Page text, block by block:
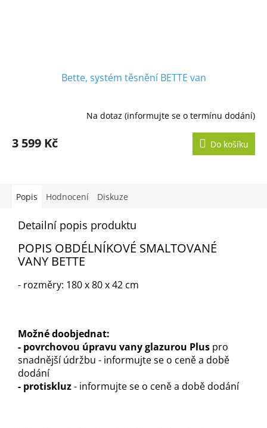
Bette, systém těsnění BETTE van
Na dotaz (informujte se o termínu dodání)
3 599 Kč Do košíku
Popis Hodnocení Diskuze
Detailní popis produktu
POPIS OBDÉLNÍKOVÉ SMALTOVANÉ
VANY BETTE
- rozměry: 180 x 80 x 42 cm
Možné doobjednat:
- povrchovou úpravu vany glazurou Plus pro
snadnější údržbu - informujte se o ceně a době
dodání
- protiskluz- informujte se o ceně a době dodání